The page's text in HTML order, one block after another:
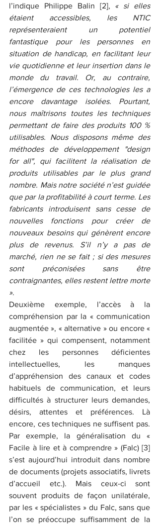
l’indique Philippe Balin [2], « si elles
étaient accessibles, les NTIC
représenteraient un potentiel
fantastique pour les personnes en
situation de handicap, en facilitant leur
vie quotidienne et leur insertion dans le
monde du travail. Or, au contraire,
l’émergence de ces technologies les a
encore davantage isolées. Pourtant,
nous maîtrisons toutes les techniques
permettant de faire des produits 100 %
utilisables. Nous disposons même des
méthodes de développement "design
for all", qui facilitent la réalisation de
produits utilisables par le plus grand
nombre. Mais notre société n’est guidée
que par la profitabilité à court terme. Les
fabricants introduisent sans cesse de
nouvelles fonctions pour créer de
nouveaux besoins qui génèrent encore
plus de revenus. S’il n’y a pas de
marché, rien ne se fait ; si des mesures
sont préconisées sans être
contraignantes, elles restent lettre morte
».
Deuxième exemple, l’accès à la
compréhension par la « communication
augmentée », « alternative » ou encore «
facilitée » qui compensent, notamment
chez les personnes déficientes
intellectuelles, les manques
d’appréhension des canaux et codes
habituels de communication, et leurs
difficultés à structurer leurs demandes,
désirs, attentes et préférences. Là
encore, ces techniques ne suffisent pas.
Par exemple, la généralisation du «
Facile à lire et à comprendre » (Falc) [3]
s’est aujourd’hui introduit dans nombre
de documents (projets associatifs, livrets
d’accueil etc.). Mais ceux-ci sont
souvent produits de façon unilatérale,
par les « spécialistes » du Falc, sans que
l’on se préoccupe suffisamment de la